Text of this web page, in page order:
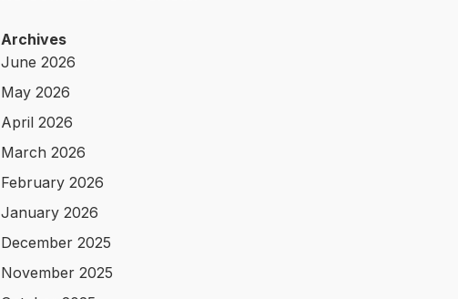
Archives
June 2026
May 2026
April 2026
March 2026
February 2026
January 2026
December 2025
November 2025